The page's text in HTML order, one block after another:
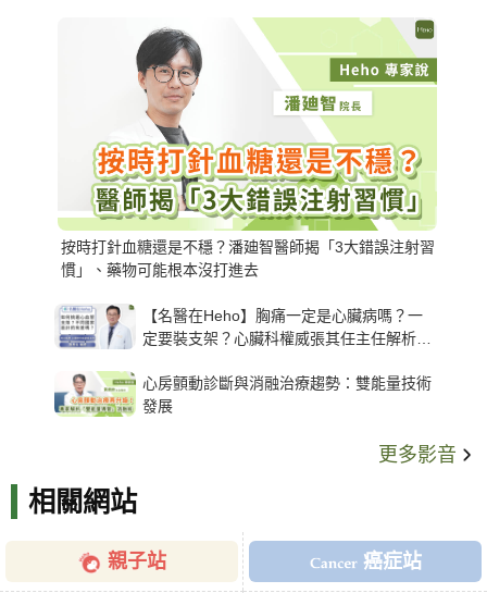
按時打針血糖還是不穩？潘廸智醫師揭「3大錯誤注射習
慣」、藥物可能根本沒打進去
【名醫在Heho】胸痛一定是心臟病嗎？一
定要裝支架？心臟科權威張其任主任解析支
心房顫動診斷與消融治療趨勢：雙能量技術
發展
更多影音
相關網站
親子站 癌症站